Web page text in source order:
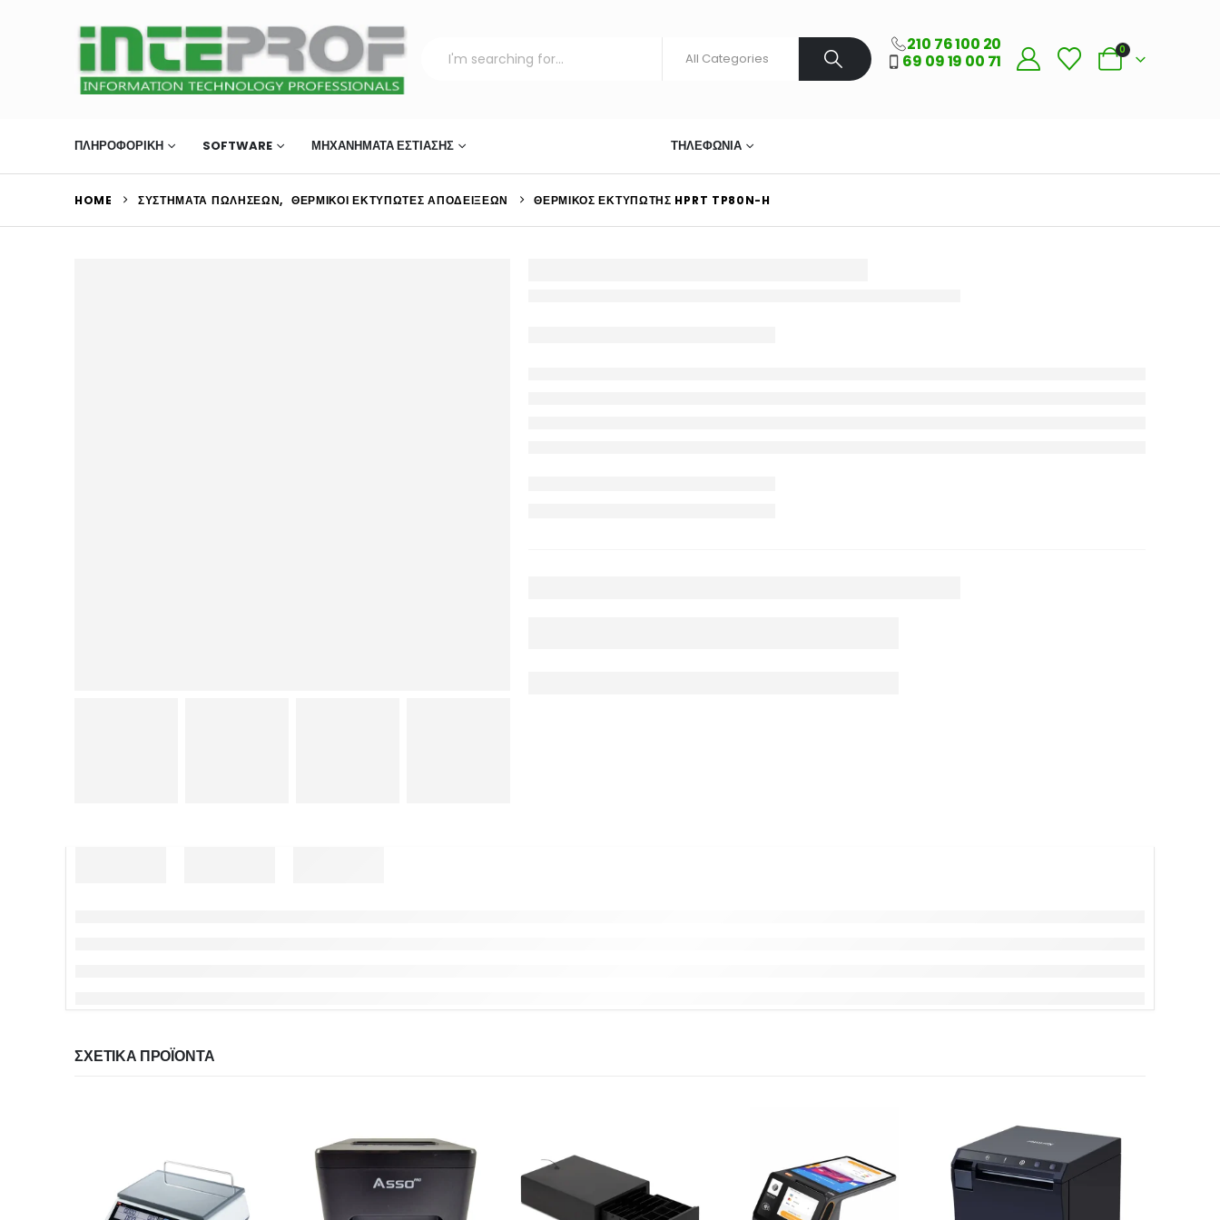
210 76 100 20
69 09 19 00 71
0
ΠΛΗΡΟΦΟΡΙΚΗ SOFTWARE ΜΗΧΑΝΉΜΑΤΑ ΕΣΤΊΑΣΗΣ ΤΗΛΕΦΩΝΊΑ
HOME ΣΥΣΤΉΜΑΤΑ ΠΩΛΉΣΕΩΝ, ΘΕΡΜΙΚΟΊ ΕΚΤΥΠΩΤΈΣ ΑΠΟΔΕΊΞΕΩΝ ΘΕΡΜΙΚΌΣ ΕΚΤΥΠΩΤΉΣ HPRT TP80N-H
ΣΧΕΤΙΚΆ ΠΡΟΪΌΝΤΑ